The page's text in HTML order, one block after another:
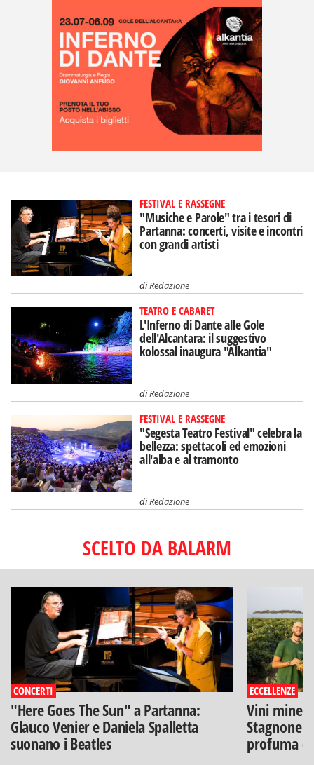
FESTIVAL E RASSEGNE
"Musiche e Parole" tra i tesori di
Partanna: concerti, visite e incontri
con grandi artisti
diRedazione
TEATRO E CABARET
L'Inferno di Dante alle Gole
dell'Alcantara: il suggestivo
kolossal inaugura "Alkantia"
diRedazione
FESTIVAL E RASSEGNE
"Segesta Teatro Festival" celebra la
bellezza: spettacoli ed emozioni
all'alba e al tramonto
diRedazione
SCELTO DA BALARM
CONCERTI
"Here Goes The Sun" a Partanna:
Glauco Venier e Daniela Spalletta
suonano i Beatles
ECCELLENZE
Vini
Stagnone:
profuma